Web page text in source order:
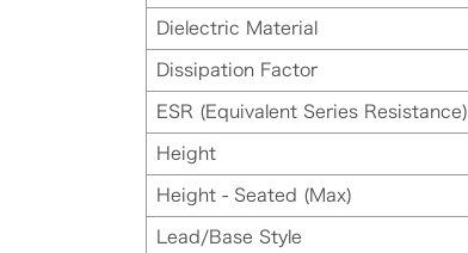
Dielectric Material
Dissipation Factor
ESR (Equivalent Series Resistance)
Height
Height - Seated (Max)
Lead/Base Style